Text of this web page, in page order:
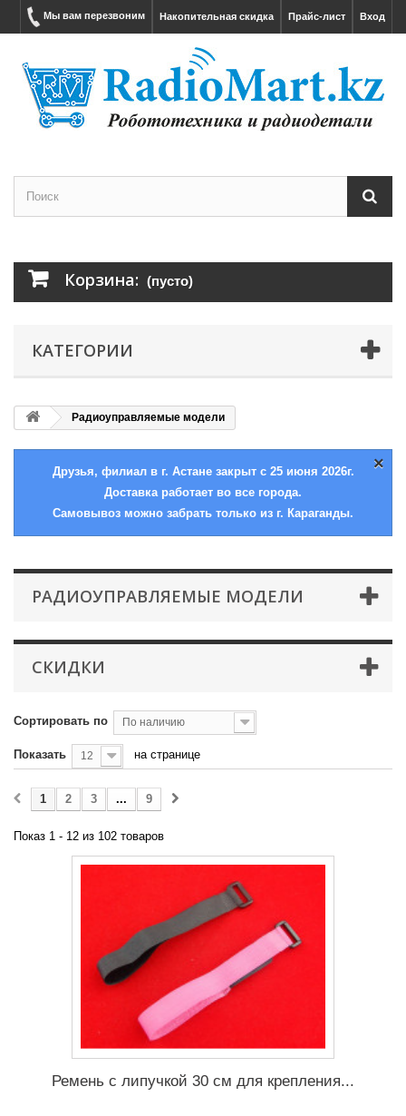
Вход
Прайс-лист
Накопительная скидка
Мы вам перезвоним
Корзина: (пусто)
КАТЕГОРИИ
Радиоуправляемые модели
×
Друзья, филиал в г. Астане закрыт с 25 июня 2026г.
Доставка работает во все города.
Самовывоз можно забрать только из г. Караганды.
РАДИОУПРАВЛЯЕМЫЕ МОДЕЛИ
СКИДКИ
Сортировать по По наличию
Показать 12 на странице
1 2 3 ... 9
Показ 1 - 12 из 102 товаров
Ремень с липучкой 30 см для крепления...